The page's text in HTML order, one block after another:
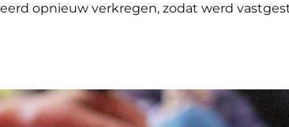
opnieuw verkregen, zodat werd